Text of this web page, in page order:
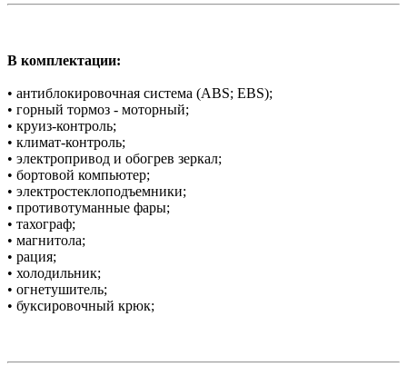
В комплектации:
• антиблокировочная система (ABS; EBS);
• горный тормоз - моторный;
• круиз-контроль;
• климат-контроль;
• электропривод и обогрев зеркал;
• бортовой компьютер;
• электростеклоподъемники;
• противотуманные фары;
• тахограф;
• магнитола;
• рация;
• холодильник;
• огнетушитель;
• буксировочный крюк;